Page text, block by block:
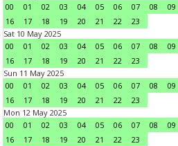
00
01 02 03 04 05 06 07 08 09
16
17 18 19 20 21 22
23
Sat 10 May 2025
00
01 02 03 04 05 06 07 08 09
16
17 18 19 20 21 22
23
Sun 11 May 2025
00
01 02 03 04 05 06 07 08 09
16
17 18 19 20 21 22
23
Mon 12 May 2025
00
01 02 03 04 05 06 07 08 09
16
17 18 19 20 21 22
23